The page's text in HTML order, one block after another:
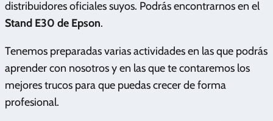
distribuidores oficiales suyos. Podrás encontrarnos en el
Stand E30 de Epson.
Tenemos preparadas varias actividades en las que podrás
aprender con nosotros y en las que te contaremos los
mejores trucos para que puedas crecer de forma
profesional.